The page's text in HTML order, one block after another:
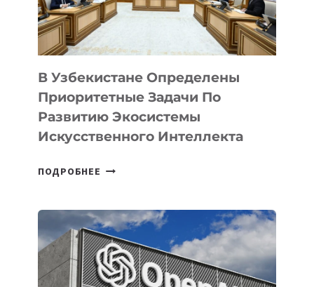
В Узбекистане Определены
Приоритетные Задачи По
Развитию Экосистемы
Искусственного Интеллекта
ПОДРОБНЕЕ
ПРИОРИТЕТНЫЕ
ЗАДАЧИ
ПО
РАЗВИТИЮ